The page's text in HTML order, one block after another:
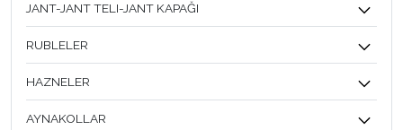
JANT-JANT TELI-JANT KAPAĞI
RUBLELER
HAZNELER
AYNAKOLLAR